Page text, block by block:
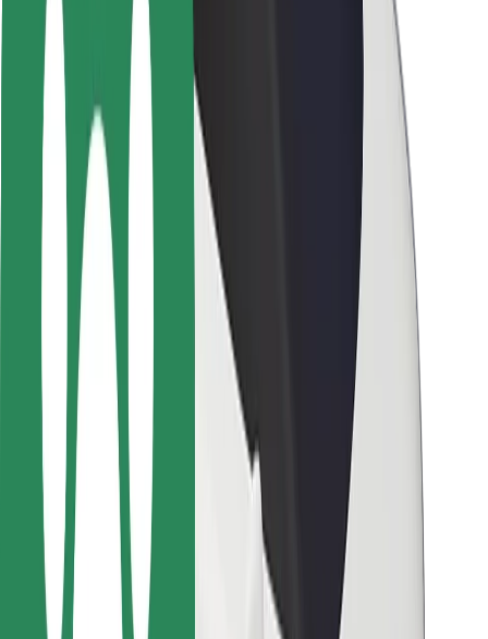
Chaufførsikkerhed
Sikkerhed på el-løbehjul
Sikkerhedscenter
Byer
Placeringer
Byløsninger
Lufthavne
Bolt-ladestationer
Kundeservice
For passagerer
For chauffører
For leveringspersoner
Bolt Food
For flådeejere
For restauranter
Bolt for Business